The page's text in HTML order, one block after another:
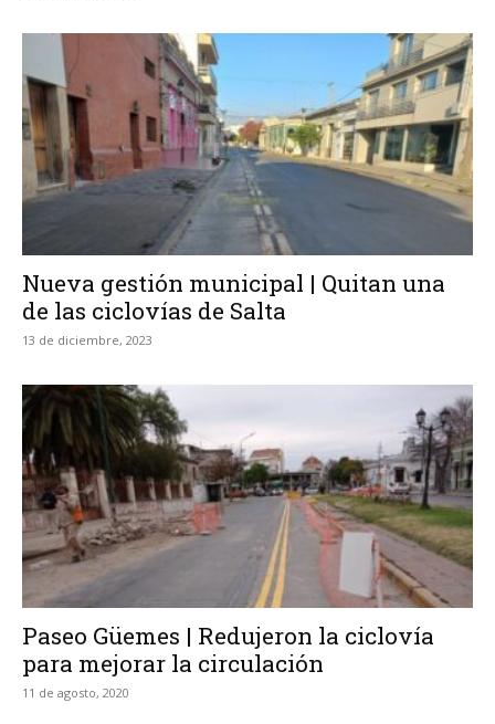
Nueva gestión municipal | Quitan una
de las ciclovías de Salta
13 de diciembre, 2023
Paseo Güemes | Redujeron la ciclovía
para mejorar la circulación
11 de agosto, 2020